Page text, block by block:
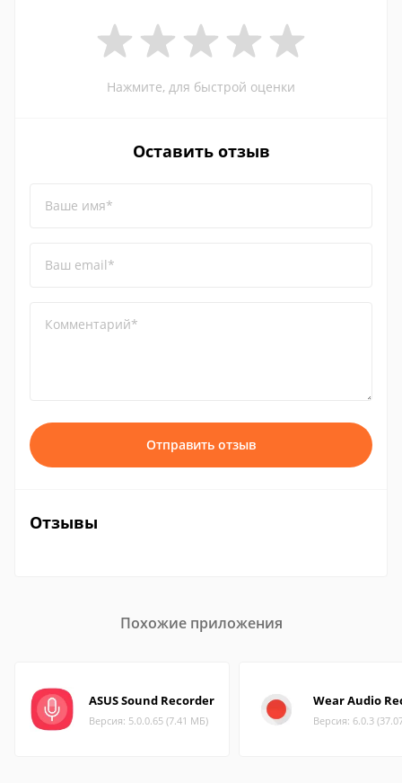
Нажмите, для быстрой оценки
Оставить отзыв
Ваше имя*
Ваш email*
Комментарий*
Отправить отзыв
Отзывы
Похожие приложения
ASUS Sound Recorder
Версия: 5.0.0.65 (7.41 МБ)
Wear Audio
Версия: 6.0.3